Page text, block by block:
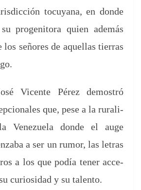
tocuyana, en donde
prog­en­i­to­ra quien además
los señores de aque­l­las tier­ras
Vicente Pérez demostró
que, pese a la rural­i­
Venezuela donde el auge
a ser un rumor, las letras
a los que podía ten­er acce­
curiosi­dad y su talento.